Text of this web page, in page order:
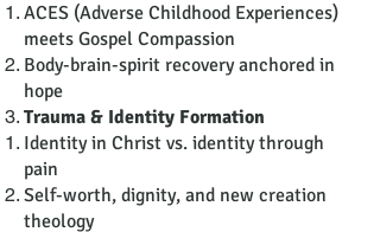
ACES (Adverse Childhood Experiences)
meets Gospel Compassion
Body-brain-spirit recovery anchored in
hope
Trauma & Identity Formation
Identity in Christ vs. identity through
pain
Self-worth, dignity, and new creation
theology